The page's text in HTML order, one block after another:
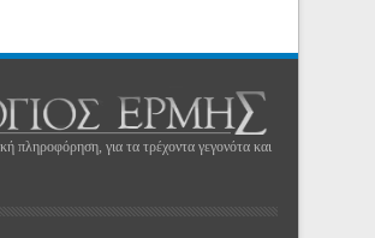
πληροφόρηση, για τα τρέχοντα γεγονότα και